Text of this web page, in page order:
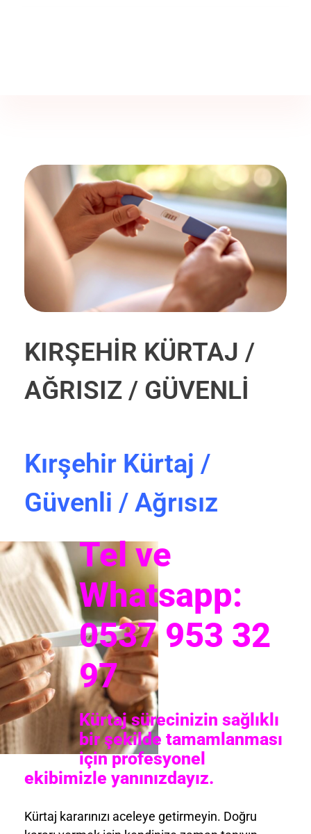
KIRŞEHİR KÜRTAJ /
AĞRISIZ / GÜVENLİ
Kırşehir Kürtaj /
Güvenli / Ağrısız
Tel ve
Whatsapp:
0537 953 32
97
Kürtaj sürecinizin sağlıklı
bir şekilde tamamlanması
için profesyonel
ekibimizle yanınızdayız.
Kürtaj kararınızı aceleye getirmeyin. Doğru